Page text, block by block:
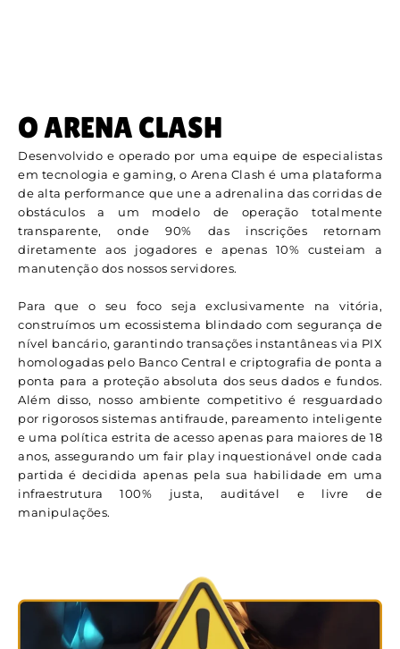
O ARENA CLASH
Desenvolvido e operado por uma equipe de especialistas
em tecnologia e gaming, o Arena Clash é uma plataforma
de alta performance que une a adrenalina das corridas de
obstáculos a um modelo de operação totalmente
transparente, onde 90% das inscrições retornam
diretamente aos jogadores e apenas 10% custeiam a
manutenção dos nossos servidores.
Para que o seu foco seja exclusivamente na vitória,
construímos um ecossistema blindado com segurança de
nível bancário, garantindo transações instantâneas via PIX
homologadas pelo Banco Central e criptografia de ponta a
ponta para a proteção absoluta dos seus dados e fundos.
Além disso, nosso ambiente competitivo é resguardado
por rigorosos sistemas antifraude, pareamento inteligente
e uma política estrita de acesso apenas para maiores de 18
anos, assegurando um fair play inquestionável onde cada
partida é decidida apenas pela sua habilidade em uma
infraestrutura 100% justa, auditável e livre de
manipulações.